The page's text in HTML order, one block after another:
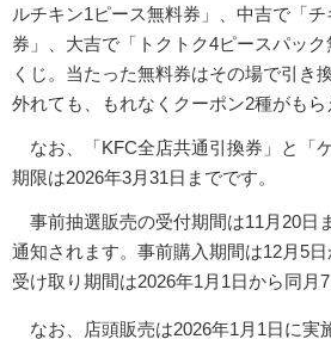
ルチキン1ピース無料券」、中吉で「
券」、大吉で「トクトク4ピースパッ
くじ。当たった無料券はその場で引き
外れても、もれなくクーポン2種がもら
なお、「KFC全店共通引換券」と「
期限は2026年3月31日までです。
事前抽選販売の受付期間は11月20日
通知されます。事前購入期間は12月5
受け取り期間は2026年1月1日から同月7
なお、店頭販売は2026年1月1日に実